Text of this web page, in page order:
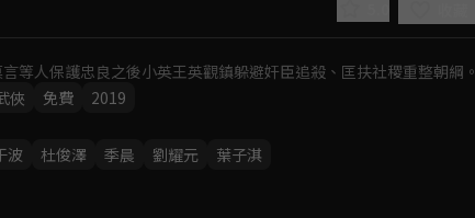
等人保護忠良之後小英王英觀鎮躲避奸臣追殺、匡扶社稷重整朝綱。
俠 免費 2019
波 杜俊澤 季晨 劉耀元 葉子淇